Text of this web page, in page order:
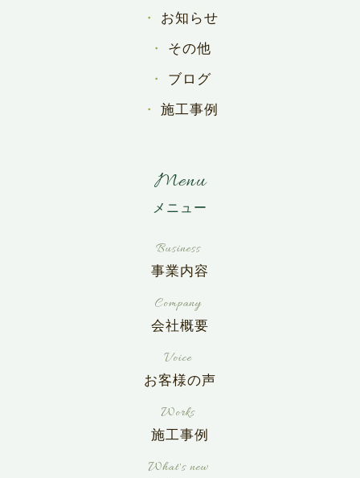
お知らせ
その他
ブログ
施工事例
Menu
事業内容
会社概要
お客様の声
施工事例